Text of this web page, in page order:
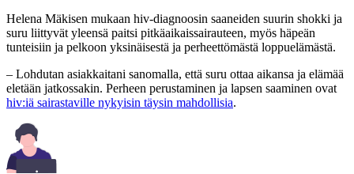
Helena Mäkisen mukaan hiv-diagnoosin saaneiden suurin shokki ja
suru liittyvät yleensä paitsi pitkäaikaissairauteen, myös häpeän
tunteisiin ja pelkoon yksinäisestä ja perheettömästä loppuelämästä.
– Lohdutan asiakkaitani sanomalla, että suru ottaa aikansa ja elämää
eletään jatkossakin. Perheen perustaminen ja lapsen saaminen ovat
hiv:iä sairastaville nykyisin täysin mahdollisia.